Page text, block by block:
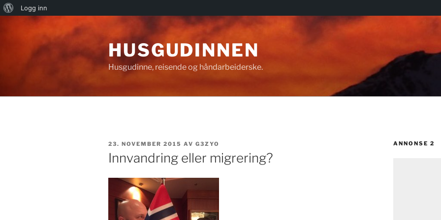
Om
WordPress
Logg inn
HUSGUDINNEN
Husgudinne, reisende og håndarbeiderske.
PUBLISERT
23. NOVEMBER 2015 AV G3ZYO
Innvandring eller migrering?
ANNONSE 2